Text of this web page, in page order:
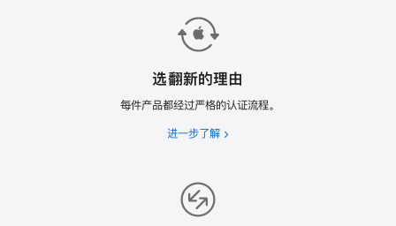
Return/Enter
key
to
go
the
选翻新的理由
每件产品都经过严格的认证流程。
进一步了解 选